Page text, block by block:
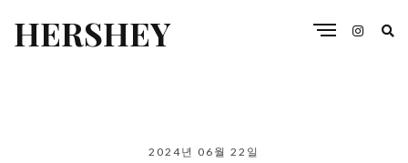
HERSHEY
2024년 06월 22일